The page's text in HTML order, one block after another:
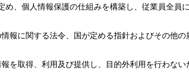
め、個人情報保護の仕組みを構築し、従業員全員
報に関する法令、国が定める指針およびその他
を取得、利用及び提供し、目的外利用を行わない